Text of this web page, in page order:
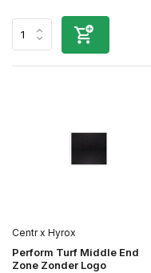
Centr x Hyrox
Perform Turf Middle End
Zone Zonder Logo